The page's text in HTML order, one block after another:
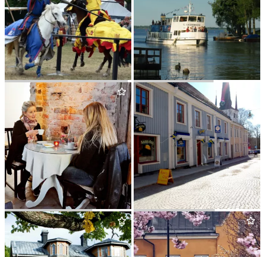
ARBO­GA MEDELTIDSDAGAR ARBO­GA REDERI
CAFÉ TVÅ SKATOR ANNS OST EFTR.